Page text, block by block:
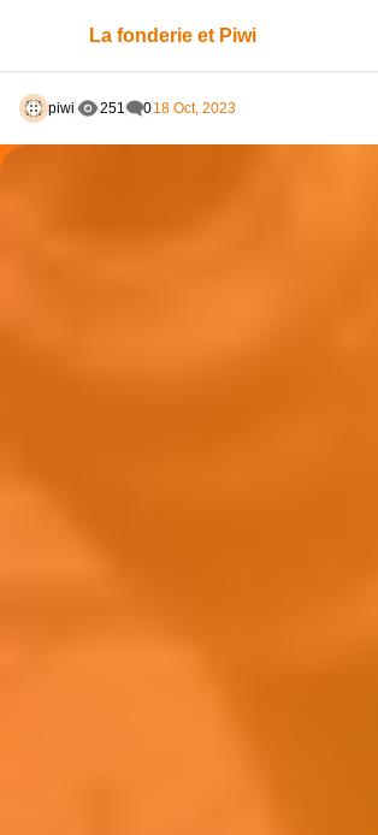
La fonderie et Piwi
piwi 251 018 Oct, 2023